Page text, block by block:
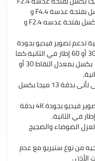
الكاميرا الثالثة تأتي بدقة 8 ميجا بكسل بفتحة عدسة F4.4 و
الكاميرا الرابعة تأتى بدقة 20 ميجا بكسل بفتحة عدسه F2.4 و
تدعم تصوير فيديو بجودة
4K بدقة 2160 بكسل بمعدل التقاط 30 أو 60 إطار في الثانية كما
تدعم التصوير بجودة FHD بدقة 1080 بكسل بمعدل التقاط 30 أو
الكاميرا الامامية: تأتي مزدوجة الأولى تأتى بدقة 13 ميجا بكسل
جودة تصوير الفيديو: الكاميرا تدعم تصوير فيديو بجودة 4K بدقة
الضوضاء والضجيج
من نوع ستيريو مع عدم